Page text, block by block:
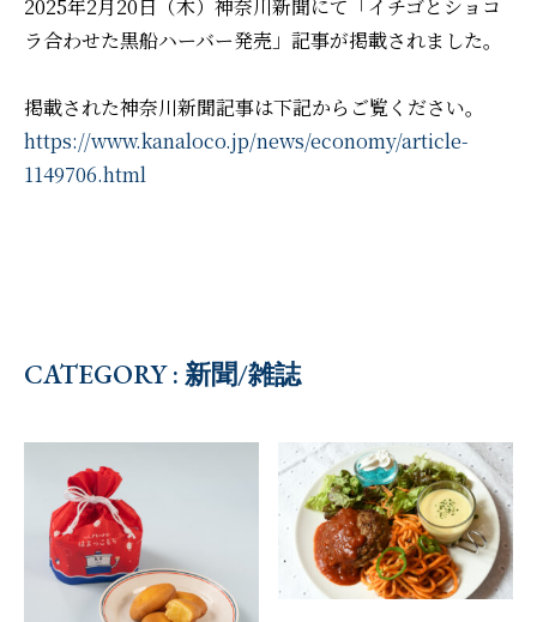
2025年2月20日（木）神奈川新聞にて「イチゴとショコ
ラ合わせた黒船ハーバー発売」記事が掲載されました。
掲載された神奈川新聞記事は下記からご覧ください。
https://www.kanaloco.jp/news/economy/article-
1149706.html
CATEGORY : 新聞/雑誌